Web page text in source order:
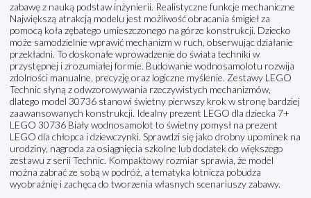
zabawę z nauką podstaw inżynierii. Realistyczne funkcje mechaniczne
Największą atrakcją modelu jest możliwość obracania śmigieł za
pomocą koła zębatego umieszczonego na górze konstrukcji. Dziecko
może samodzielnie wprawić mechanizm w ruch, obserwując działanie
przekładni. To doskonałe wprowadzenie do świata techniki w
przystępnej i zrozumiałej formie. Budowanie wodnosamolotu rozwija
zdolności manualne, precyzję oraz logiczne myślenie. Zestawy LEGO
Technic słyną z odwzorowywania rzeczywistych mechanizmów,
dlatego model 30736 stanowi świetny pierwszy krok w stronę bardziej
zaawansowanych konstrukcji. Idealny prezent LEGO dla dziecka 7+
LEGO 30736 Biały wodnosamolot to świetny pomysł na prezent
LEGO dla chłopca i dziewczynki. Sprawdzi się jako drobny upominek na
urodziny, nagroda za osiągnięcia szkolne lub dodatek do większego
zestawu z serii Technic. Kompaktowy rozmiar sprawia, że model
można zabrać ze sobą w podróż, a tematyka lotnicza pobudza
wyobraźnię i zachęca do tworzenia własnych scenariuszy zabawy.